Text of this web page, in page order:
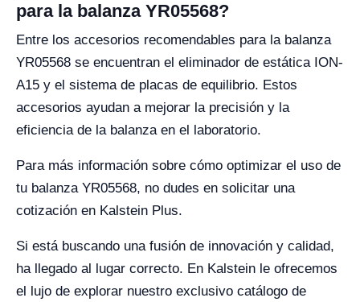
para la balanza YR05568?
Entre los accesorios recomendables para la balanza
YR05568 se encuentran el eliminador de estática ION-
A15 y el sistema de placas de equilibrio. Estos
accesorios ayudan a mejorar la precisión y la
eficiencia de la balanza en el laboratorio.
Para más información sobre cómo optimizar el uso de
tu balanza YR05568, no dudes en solicitar una
cotización en Kalstein Plus.
Si está buscando una fusión de innovación y calidad,
ha llegado al lugar correcto. En Kalstein le ofrecemos
el lujo de explorar nuestro exclusivo catálogo de